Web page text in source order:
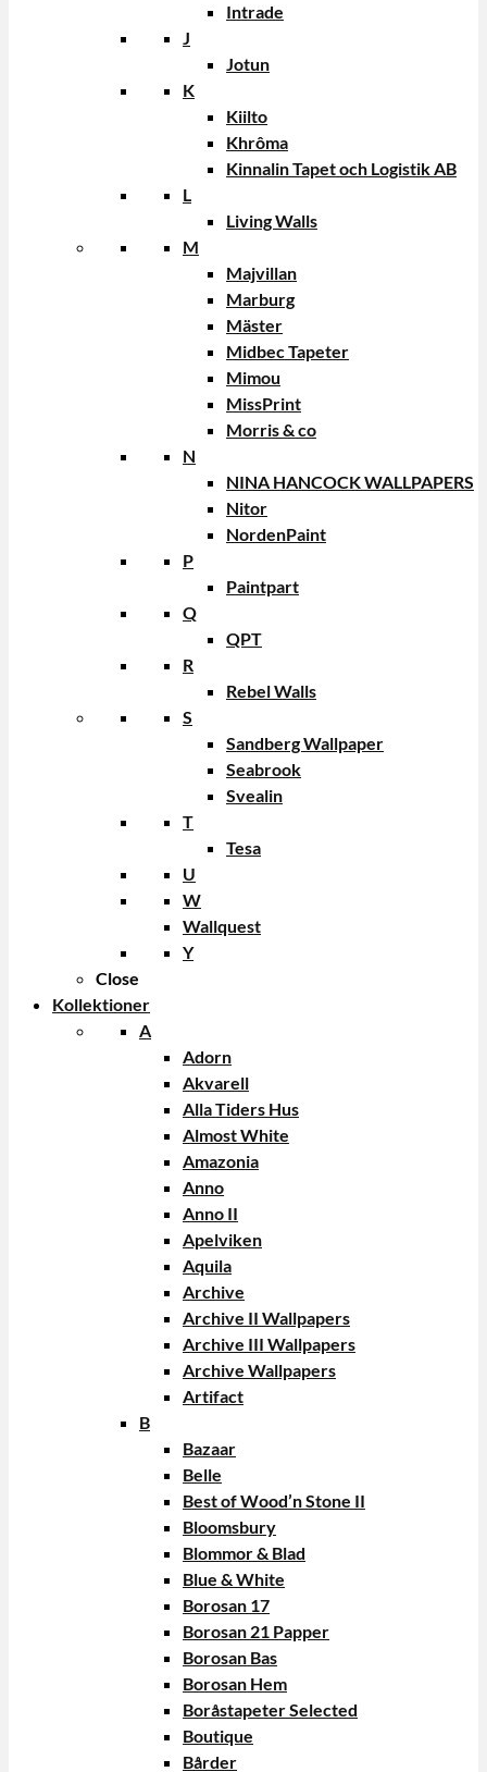
Intrade
J
Jotun
K
Kiilto
Khrôma
Kinnalin Tapet och Logistik AB
L
Living Walls
M
Majvillan
Marburg
Mäster
Midbec Tapeter
Mimou
MissPrint
Morris & co
N
NINA HANCOCK WALLPAPERS
Nitor
NordenPaint
P
Paintpart
Q
QPT
R
Rebel Walls
S
Sandberg Wallpaper
Seabrook
Svealin
T
Tesa
U
W
Wallquest
Y
Close
Kollektioner
A
Adorn
Akvarell
Alla Tiders Hus
Almost White
Amazonia
Anno
Anno II
Apelviken
Aquila
Archive
Archive II Wallpapers
Archive III Wallpapers
Archive Wallpapers
Artifact
B
Bazaar
Belle
Best of Wood’n Stone II
Bloomsbury
Blommor & Blad
Blue & White
Borosan 17
Borosan 21 Papper
Borosan Bas
Borosan Hem
Boråstapeter Selected
Boutique
Bårder